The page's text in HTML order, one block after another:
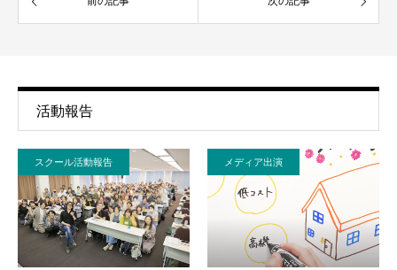
活動報告
スクール活動報告 メディア出演